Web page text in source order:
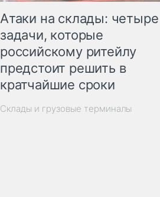
Атаки на склады: четыре
задачи, которые
российскому ритейлу
предстоит решить в
кратчайшие сроки
Склады и грузовые терминалы